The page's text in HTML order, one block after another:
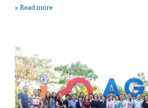
» Read more